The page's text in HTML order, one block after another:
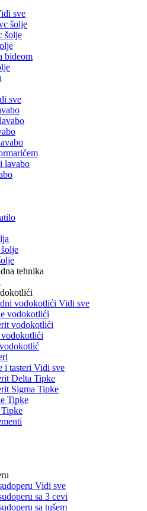
sve
šolje
šolje
bideom
sve
lavabo
tehnika
vodokotlići Vidi sve
vodokotlići
vodokotlići
i tasteri Vidi sve
Delta Tipke
Sigma Tipke
Tipke
Vidi sve
sa 3 cevi
sa tušem